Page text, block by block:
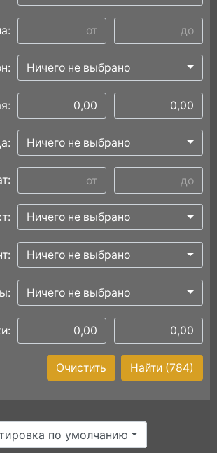
Ничего не выбрано
Ничего не выбрано
Ничего не выбрано
Ничего не выбрано
Ничего не выбрано
Найти (784)
Очистить
по умолчанию